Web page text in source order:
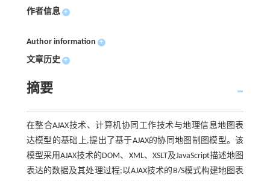
作者信息 +
Author information +
文章历史 +
摘要
在整合AJAX技术、计算机协同工作技术与地理信息地图表
达模型的基础上,提出了基于AJAX的协同地图制图模型。该
模型采用AJAX技术的DOM、XML、XSLT及JavaScript描述地图
表达的数据及其处理过程;以AJAX技术的B/S模式构建地图表